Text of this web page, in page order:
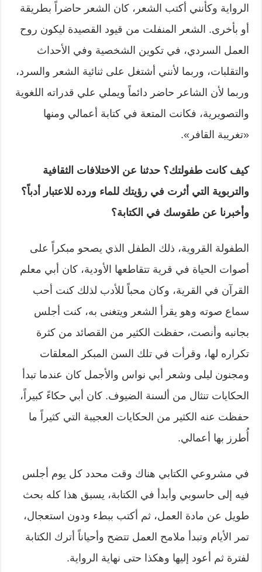
الرواية وكأنني أكتب الشعر، كان الشعر حاضراً بطريقة
أو بأخرى. الشعر المنفلت من قيود القصيدة ليكون روح
العمل السردي، في تكوين الشخصية وفي الأحداث
والتقلبات، وربما لأنني أشتغل على ثنائية الشعر والسرد،
وربما لأن الشاعر حاضر دائماً ويملي علي قدراته اللغوية
والتصويرية، فكانت المتعة في كتابة أعمالي ومنها
«تغريبة القافر».
كيف كانت طفولتك؟ حدثنا عن الاختلافات الثقافية
والتربوية التي أثرت في رؤيتك للماء ورده للاعتبار أدباً؟
وأخبرنا عن طقوسك في الكتابة؟
الطفولة القروية، ذلك الطفل الذي يصحو مبكراً على
أصوات الحياة في قرية تتقاطعها الأودية، كان أبي معلم
القرآن في القرية، وكان محباً للأدب لذلك كنت أحب
سماع صوته وهو يقرأ الشعر ويتغنى به، كنت أجلس
بجانبه وأنصت، حفظت الكثير من القصائد من كثرة
تكراره لها، وقرأت في تلك السن المبكر المعلقات
ومجنون ليلى وشعر أبي نواس والأجمل كان عندما تبدأ
الحكايات تنثال من ألسنة الضيوف. كان أبي حكاءً كبيراً،
حفظت عنه الكثير من الحكايات العجيبة التي كثيراً ما
أُطرز بها أعمالي.
في مشروعي الكتابي هناك وقت محدد كل يوم أجلس
فيه إلى حاسوبي وأبدأ في الكتابة، يسبق هذا كله بحث
طويل عن مادة العمل، ثم أكتب ببطء ودون استعجال،
تمر الأيام وتبدأ ملامح العمل تتضح وأحياناً أترك الكتابة
لفترة ثم أعود إليها وهكذا حتى نهاية الرواية.